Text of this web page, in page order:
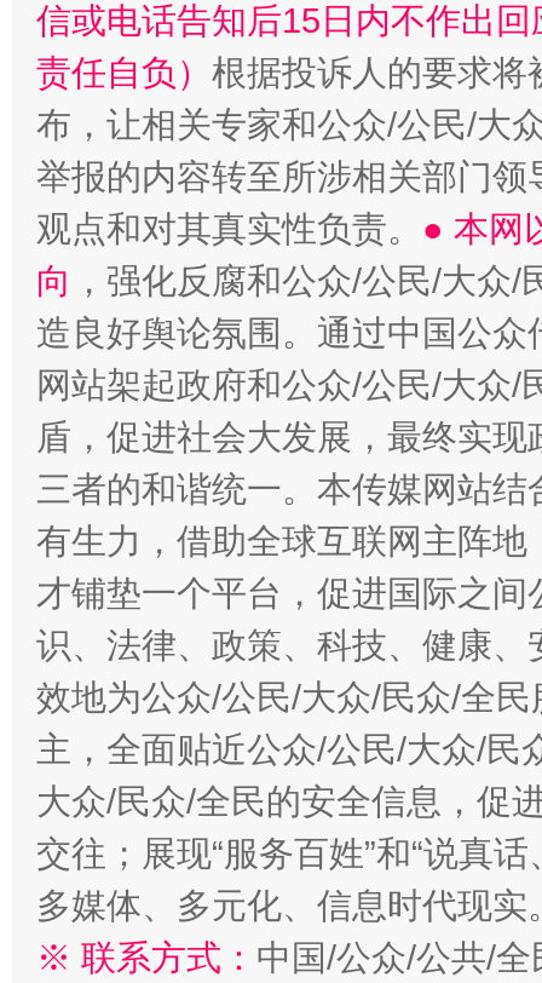
信或电话告知后15日内不作出
责任自负） 根据投诉人的要求将
布，让相关专家和公众/公民/大
举报的内容转至所涉相关部门
观点和对其真实性负责。 ● 本网
向 ，强化反腐和公众/公民/大众
造良好舆论氛围。通过中国公
网站架起政府和公众/公民/大众
盾，促进社会大发展，最终实
三者的和谐统一。本传媒网站
有生力，借助全球互联网主阵
才铺垫一个平台，促进国际之
识、法律、政策、科技、健康
效地为公众/公民/大众/民众/全
主，全面贴近公众/公民/大众/民
大众/民众/全民的安全信息，促
交往；展现“服务百姓”和“说真
多媒体、多元化、信息时代现实
※ 联系方式： 中国/公众/公共/